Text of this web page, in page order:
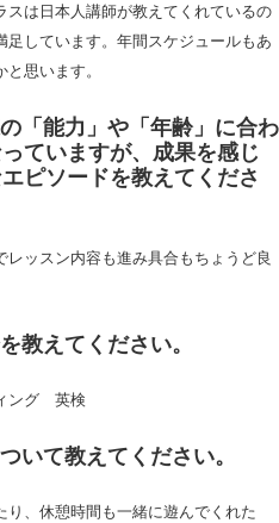
は日本人講師が教えてくれているの
しています。年間スケジュールもあ
思います。
「能力」や「年齢」に合わ
ていますが、成果を感じ
ピソードを教えてくださ
ッスン内容も進み具合もちょうど良
教えてください。
ング 英検
いて教えてください。
、休憩時間も一緒に遊んでくれた